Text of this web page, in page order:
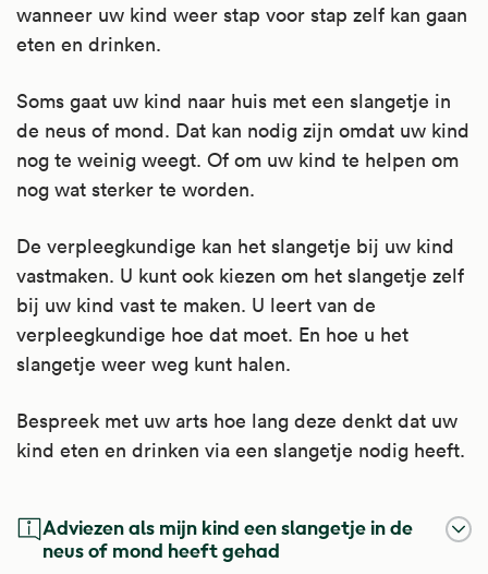
wanneer uw kind weer stap voor stap zelf kan gaan
eten en drinken.
Soms gaat uw kind naar huis met een slangetje in
de neus of mond. Dat kan nodig zijn omdat uw kind
nog te weinig weegt. Of om uw kind te helpen om
nog wat sterker te worden.
De verpleegkundige kan het slangetje bij uw kind
vastmaken. U kunt ook kiezen om het slangetje zelf
bij uw kind vast te maken. U leert van de
verpleegkundige hoe dat moet. En hoe u het
slangetje weer weg kunt halen.
Bespreek met uw arts hoe lang deze denkt dat uw
kind eten en drinken via een slangetje nodig heeft.
Adviezen als mijn kind een slangetje in de
neus of mond heeft gehad